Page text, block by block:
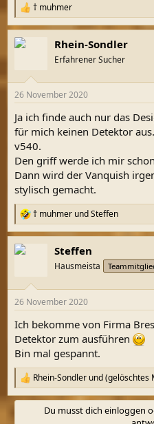
R
e
a
k
e
:
† muhmer
Rhein-Sondler
Erfahrener Sucher
26 November 2020
Ja ich finde auch nur das
für mich keinen Detektor
v540.
Den griff werde ich mir
Dann wird der Vanquish
stylisch gemacht.
R
e
a
k
e
:
† muhmer undSteffen
Steffen
Hausmeista
26 November 2020
Ich bekomme von Firma
Detektor zum ausführen
Bin mal gespannt.
R
e
a
Rhein-Sondler und(gelöschtes
Du musst dich einloggen